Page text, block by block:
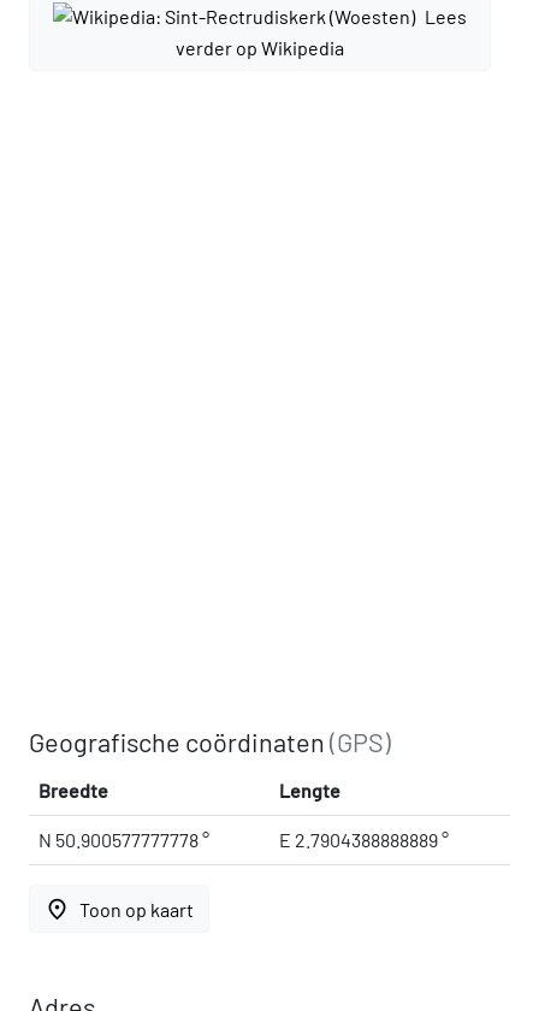
Lees
verder op Wikipedia
Geografische coördinaten(GPS)
Breedte Lengte
N 50.900577777778 ° E 2.7904388888889 °
place Toon op kaart